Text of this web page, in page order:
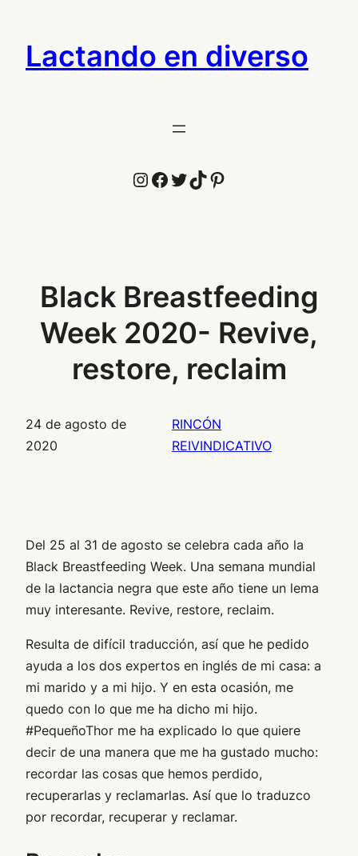
contenido
Lactando en diverso
Instagram
Facebook
Twitter
TikTok
Pinterest
Black Breastfeeding
Week 2020- Revive,
restore, reclaim
24 de agosto de
2020
RINCÓN
REIVINDICATIVO
Del 25 al 31 de agosto se celebra cada año la
Black Breastfeeding Week. Una semana mundial
de la lactancia negra que este año tiene un lema
muy interesante. Revive, restore, reclaim.
Resulta de difícil traducción, así que he pedido
ayuda a los dos expertos en inglés de mi casa: a
mi marido y a mi hijo. Y en esta ocasión, me
quedo con lo que me ha dicho mi hijo.
#PequeñoThor me ha explicado lo que quiere
decir de una manera que me ha gustado mucho:
recordar las cosas que hemos perdido,
recuperarlas y reclamarlas. Así que lo traduzco
por recordar, recuperar y reclamar.